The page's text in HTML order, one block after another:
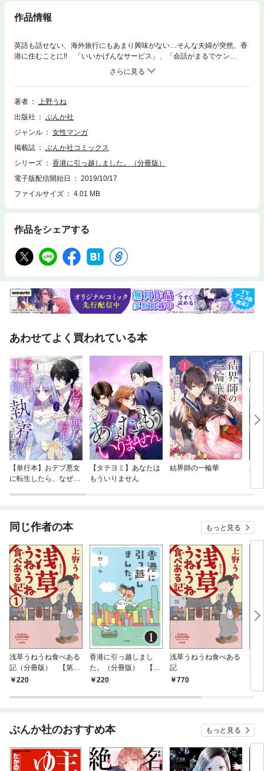
作品情報
英語も話せない、海外旅行にもあまり興味がない…そんな夫婦が突然、香
港に住むことに!! 「いいかげんなサービス」、「会話がまるでケン
カ!?」、「お酒が激安!!」、「どこにいっても冷房ガンガン!!」など、異国
の地・香港で直面したカルチャーギャップを明るく楽しく描いた、海外生
活コミックエッセイ。オールカラーでお役立ち情報も満載！
著者
上野うね
出版社
ぶんか社
ジャンル
女性マンガ
掲載誌
ぶんか社コミックス
シリーズ
香港に引っ越しました。（分冊版）
電子版配信開始日
2019/10/17
ファイルサイズ
4.01 MB
作品をシェアする
あわせてよく買われている本
【単行本】おデブ悪女
に転生したら、なぜか
【タテヨミ】あなたは
もういりません
結界師の一輪華
バ
今
同じ作者の本 もっと見る
浅草うねうね食べある
記（分冊版） 【第1
話】220
香港に引っ越しまし
た。（分冊版） 【第
1話】
220
浅草うねうね食べある
記
770
香
た。
ぶんか社のおすすめ本 もっと見る